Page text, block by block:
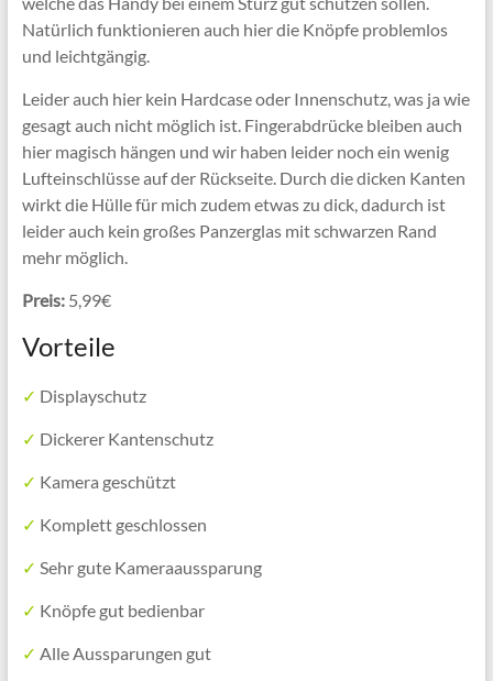
Natürlich funktionieren auch hier die Knöpfe problemlos
und leichtgängig.
Leider auch hier kein Hardcase oder Innenschutz, was ja wie
gesagt auch nicht möglich ist. Fingerabdrücke bleiben auch
hier magisch hängen und wir haben leider noch ein wenig
Lufteinschlüsse auf der Rückseite. Durch die dicken Kanten
wirkt die Hülle für mich zudem etwas zu dick, dadurch ist
leider auch kein großes Panzerglas mit schwarzen Rand
mehr möglich.
Preis:5,99€
Vorteile
✓ Displayschutz
✓ Dickerer Kantenschutz
✓ Kamera geschützt
✓ Komplett geschlossen
✓ Sehr gute Kameraaussparung
✓ Knöpfe gut bedienbar
✓ Alle Aussparungen gut